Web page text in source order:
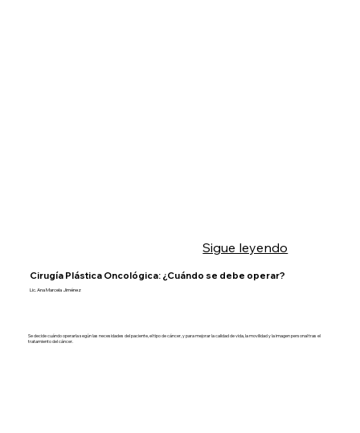
Sigue leyendo
Cirugía Plástica Oncológica: ¿Cuándo se debe operar?
Lic. Ana Marcela Jiménez
Se decide cuándo operarla según las necesidades del paciente, el tipo de cáncer, y para mejorar la calidad de vida, la movilidad y la imagen personal tras el
tratamiento del cáncer.